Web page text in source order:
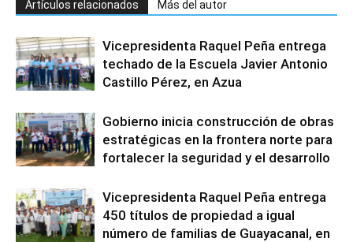
Artículos relacionados Más del autor
Vicepresidenta Raquel Peña entrega
techado de la Escuela Javier Antonio
Castillo Pérez, en Azua
Gobierno inicia construcción de obras
estratégicas en la frontera norte para
fortalecer la seguridad y el desarrollo
Vicepresidenta Raquel Peña entrega
450 títulos de propiedad a igual
número de familias de Guayacanal, en